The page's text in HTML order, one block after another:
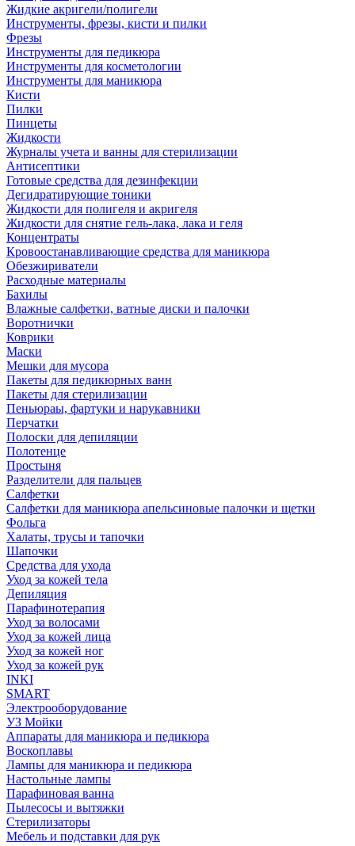
Жидкие акригели/полигели
Инструменты, фрезы, кисти и пилки
Фрезы
Инструменты для педикюра
Инструменты для косметологии
Инструменты для маникюра
Кисти
Пилки
Пинцеты
Жидкости
Журналы учета и ванны для стерилизации
Антисептики
Готовые средства для дезинфекции
Дегидратирующие тоники
Жидкости для полигеля и акригеля
Жидкости для снятие гель-лака, лака и геля
Концентраты
Кровоостанавливающие средства для маникюра
Обезжириватели
Расходные материалы
Бахилы
Влажные салфетки, ватные диски и палочки
Воротнички
Коврики
Маски
Мешки для мусора
Пакеты для педикюрных ванн
Пакеты для стерилизации
Пеньюраы, фартуки и нарукавники
Перчатки
Полоски для депиляции
Полотенце
Простыня
Разделители для пальцев
Салфетки
Салфетки для маникюра апельсиновые палочки и щетки
Фольга
Халаты, трусы и тапочки
Шапочки
Средства для ухода
Уход за кожей тела
Депиляция
Парафинотерапия
Уход за волосами
Уход за кожей лица
Уход за кожей ног
Уход за кожей рук
INKI
SMART
Электрооборудование
УЗ Мойки
Аппараты для маникюра и педикюра
Воскоплавы
Лампы для маникюра и педикюра
Настольные лампы
Парафиновая ванна
Пылесосы и вытяжки
Стерилизаторы
Мебель и подставки для рук